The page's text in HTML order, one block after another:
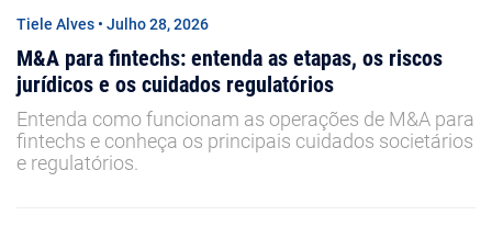
Tiele Alves • Julho 28, 2026
M&A para fintechs: entenda as etapas, os riscos
jurídicos e os cuidados regulatórios
Entenda como funcionam as operações de M&A para
fintechs e conheça os principais cuidados societários
e regulatórios.